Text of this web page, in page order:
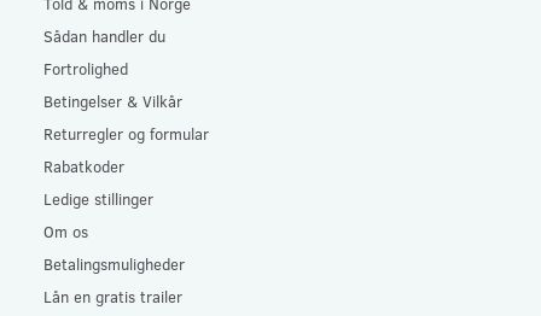
Sådan handler du
Fortrolighed
Betingelser & Vilkår
Returregler og formular
Rabatkoder
Ledige stillinger
Om os
Betalingsmuligheder
Lån en gratis trailer